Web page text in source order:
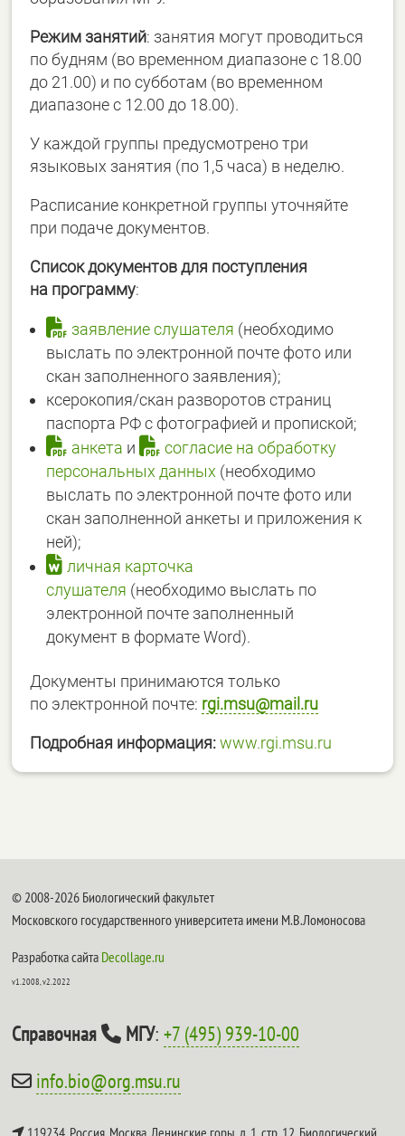
Режим занятий: занятия могут проводиться
по будням (во временном диапазоне с 18.00
до 21.00) и по субботам (во временном
диапазоне с 12.00 до 18.00).
У каждой группы предусмотрено три
языковых занятия (по 1,5 часа) в неделю.
Расписание конкретной группы уточняйте
при подаче документов.
Список документов для поступления
на программу:
заявление слушателя (необходимо
выслать по электронной почте фото или
скан заполненного заявления);
ксерокопия/скан разворотов страниц
паспорта РФ с фотографией и пропиской;
анкета и
согласие на обработку
персональных данных (необходимо
выслать по электронной почте фото или
скан заполненной анкеты и приложения к
ней);
личная карточка
слушателя (необходимо выслать по
электронной почте заполненный
документ в формате Word).
Документы принимаются только
по электронной почте: rgi.msu@mail.ru
Подробная информация:www.rgi.msu.ru
© 2008-2026 Биологический факультет
Московского государственного университета имени М.В.Ломоносова
Разработка сайта Decollage.ru
v1.2008, v2.2022
Справочная МГУ:+7 (495) 939-10-00
info.bio@org.msu.ru